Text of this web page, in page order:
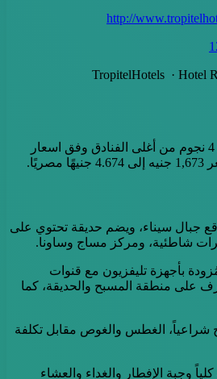
http://
يعد فندق جاز دهبية ذات الـ 4 نجوم من أغلى الفنادق وفق اسعار
جبال سيناء، ويضم حديقة تحتوي على
شاطئية، ومركز مساج وساونا.
بأجهزة تليفزيون مع قنوات
على منطقة المسبح والحديقة، كما
شراعياً، الغطس والغوص مقابل تكلفة
وجبة الإفطار والغداء والعشاء